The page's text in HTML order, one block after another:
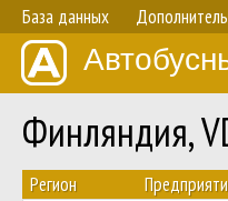
База данных
Финляндия,
Регион